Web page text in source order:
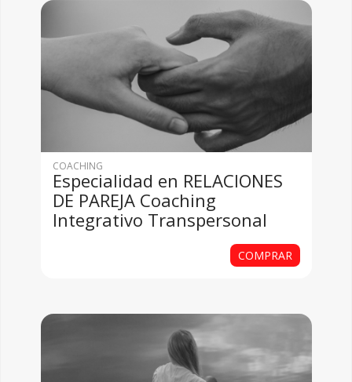
COACHING
Especialidad en RELACIONES
DE PAREJA Coaching
Integrativo Transpersonal
COMPRAR